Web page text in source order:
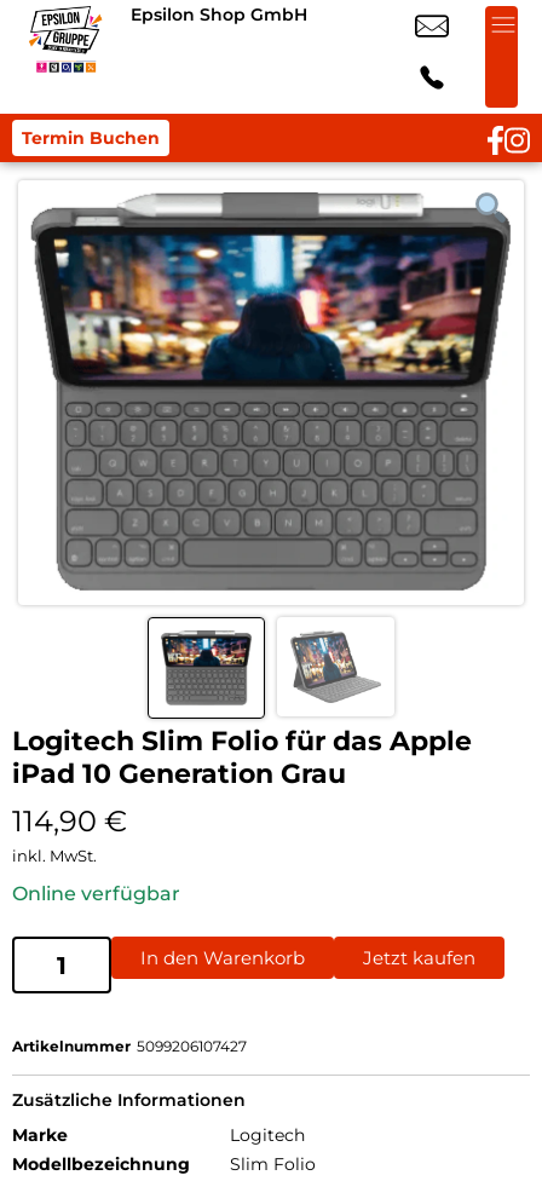
Epsilon Shop GmbH
Termin Buchen
Logitech Slim Folio für das Apple
iPad 10 Generation Grau
114,90 €
inkl. MwSt.
Online verfügbar
In den Warenkorb Jetzt kaufen
Artikelnummer 5099206107427
Zusätzliche Informationen
Marke
Logitech
Modellbezeichnung
Slim Folio